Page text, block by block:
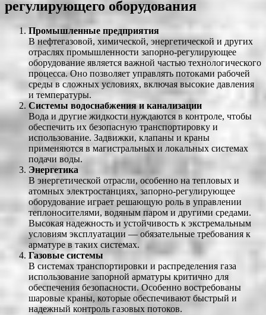
регулирующего оборудования
Промышленные предприятия
В нефтегазовой, химической, энергетической и других
отраслях промышленности запорно-регулирующее
оборудование является важной частью технологического
процесса. Оно позволяет управлять потоками рабочей
среды в сложных условиях, включая высокие давления
и температуры.
Системы водоснабжения и канализации
Вода и другие жидкости нуждаются в контроле, чтобы
обеспечить их безопасную транспортировку и
использование. Задвижки, клапаны и краны
применяются в магистральных и локальных системах
подачи воды.
Энергетика
В энергетической отрасли, особенно на тепловых и
атомных электростанциях, запорно-регулирующее
оборудование играет решающую роль в управлении
теплоносителями, водяным паром и другими средами.
Высокая надежность и устойчивость к экстремальным
условиям эксплуатации — обязательные требования к
арматуре в таких системах.
Газовые системы
В системах транспортировки и распределения газа
использование запорной арматуры критично для
обеспечения безопасности. Особенно востребованы
шаровые краны, которые обеспечивают быстрый и
надежный контроль газовых потоков.